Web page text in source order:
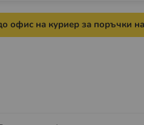
офис на куриер за поръчки